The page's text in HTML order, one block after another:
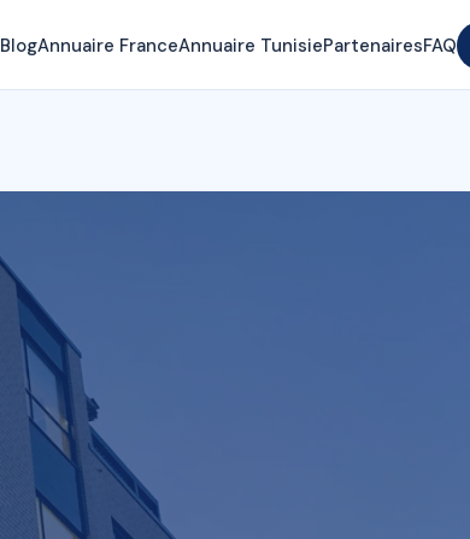
BlogAnnuaire FranceAnnuaire TunisiePartenairesFAQ